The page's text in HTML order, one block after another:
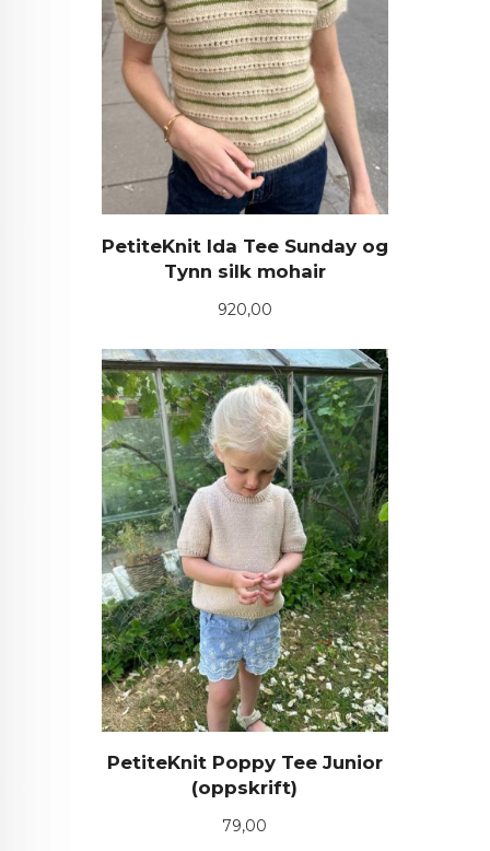
PetiteKnit Ida Tee Sunday og
Tynn silk mohair
Pris
920,00
PetiteKnit Poppy Tee Junior
(oppskrift)
Pris
79,00